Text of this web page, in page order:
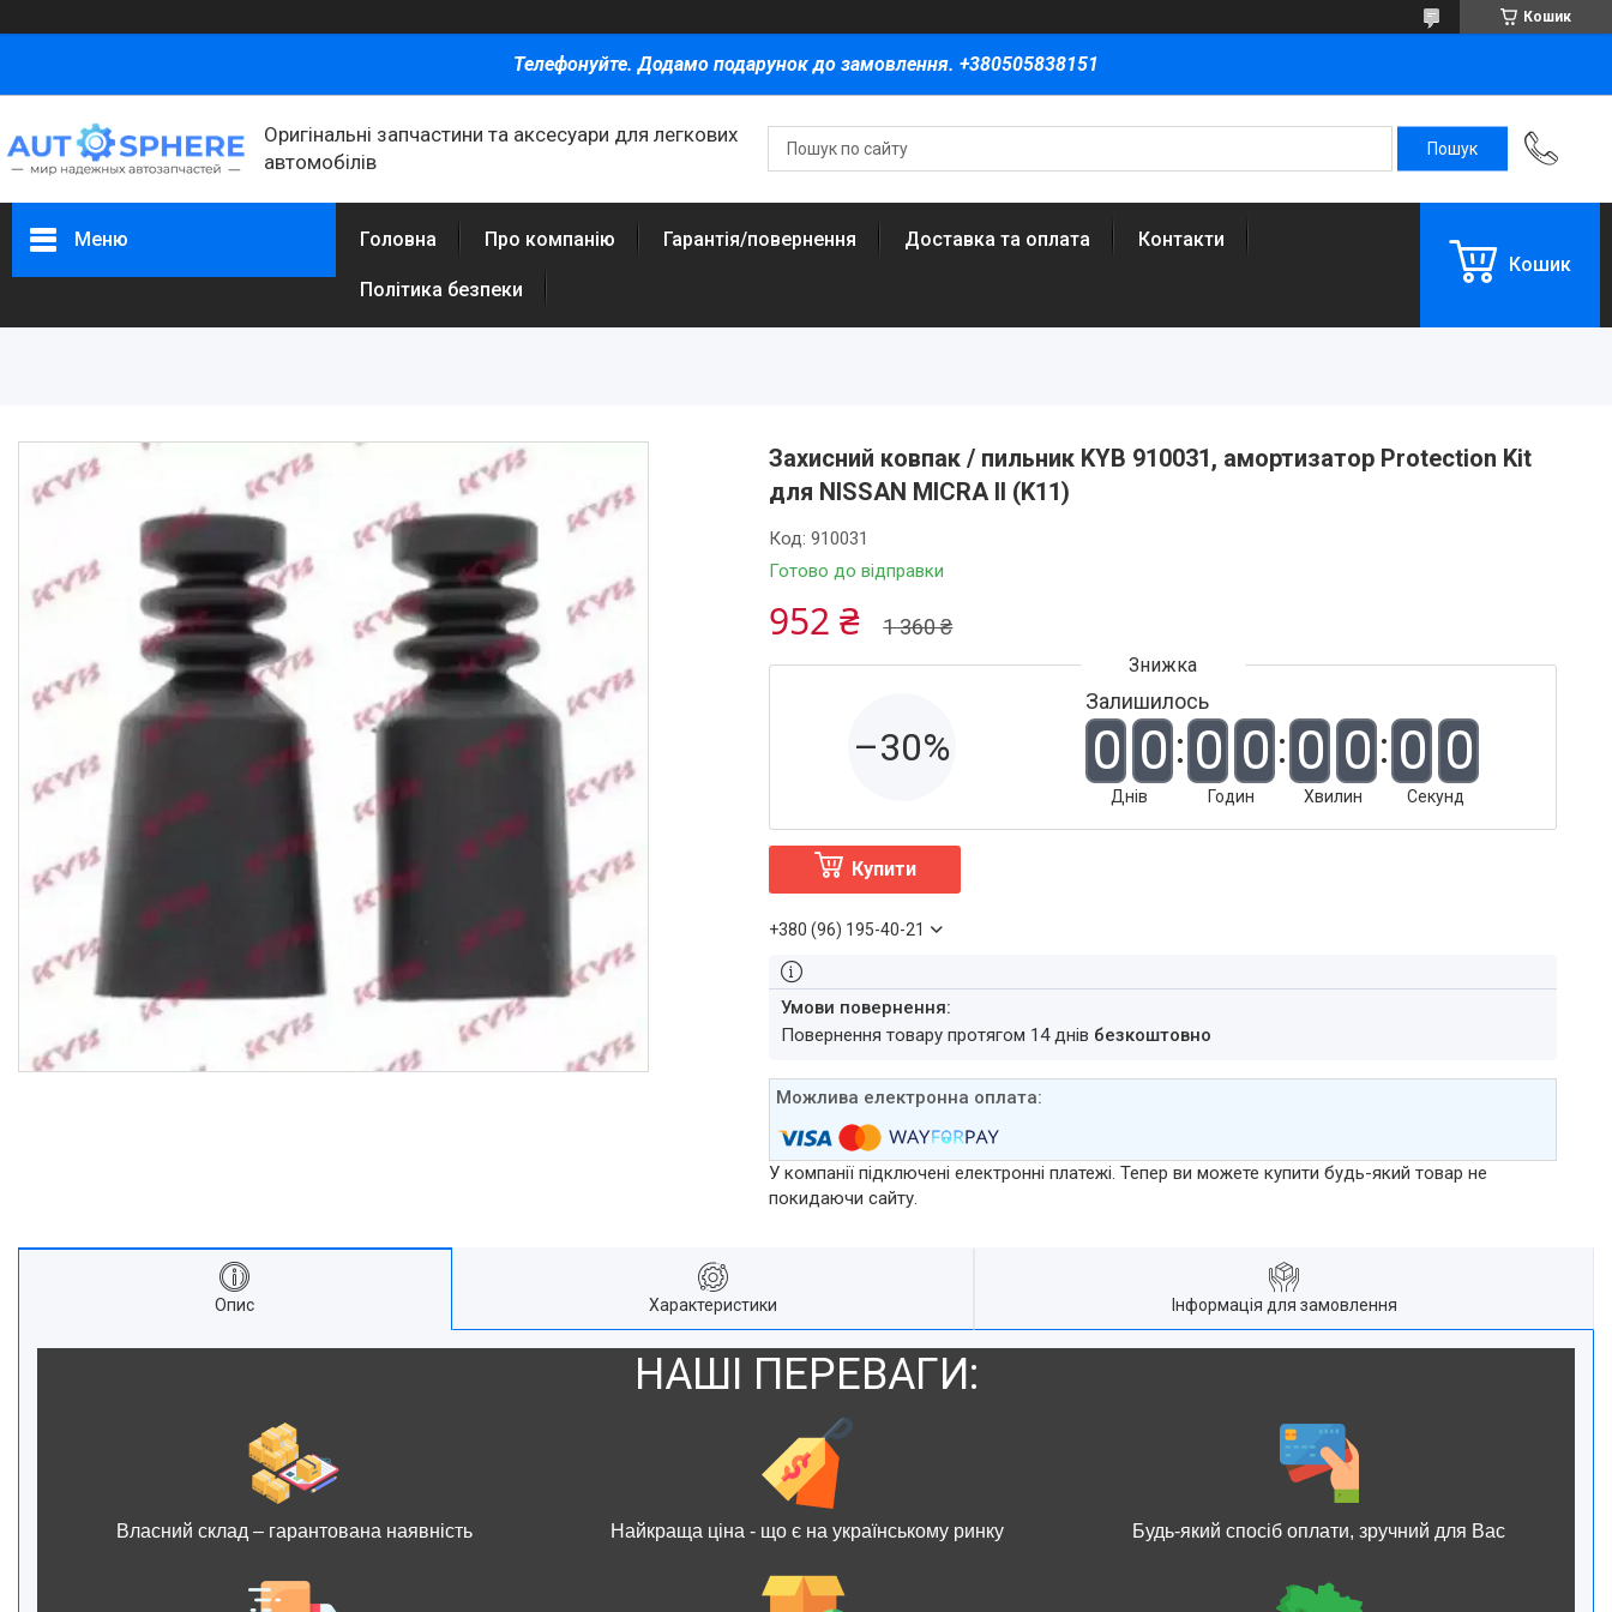
Кошик
Телефонуйте. Додамо подарунок до замовлення. +380505838151
Оригінальні запчастини та аксесуари для легкових
автомобілів
Меню
Корнева група
Головна Про компанію Гарантія/повернення Доставка та оплата Контакти
Політика безпеки
Кошик
Захисний ковпак / пильник KYB 910031, амортизатор Protection Kit
для NISSAN MICRA II (K11)
Готово до відправки
Код:910031
1 360 ₴
952 ₴
–30%
Залишилось
0 0
Днів
0 0
Годин
0 0
Хвилин
0 0
Секунд
Купити
+380 (96) 195-40-21
повернення товару протягом 14 днів безкоштовно
У компанії підключені електронні платежі. Тепер ви можете купити будь-який товар не
покидаючи сайту.
Опис Характеристики Інформація для замовлення
НАШІ ПЕРЕВАГИ:
Власний склад – гарантована наявність Найкраща ціна - що є на українському ринку Будь-який спосіб оплати, зручний для Вас